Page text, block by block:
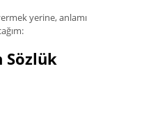
yerine, anlamı
Sözlük